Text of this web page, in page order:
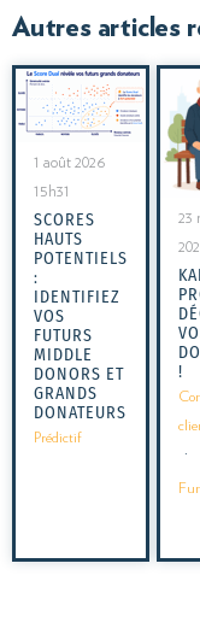
Autres articles
1 août 2026
15h31
SCORES
HAUTS
POTENTIELS
:
IDENTIFIEZ
VOS
FUTURS
MIDDLE
DONORS ET
GRANDS
DONATEURS
Prédictif
23
!
·